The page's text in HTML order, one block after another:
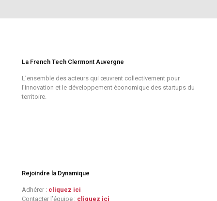
La French Tech Clermont Auvergne
L’ensemble des acteurs qui œuvrent collectivement pour
l’innovation et le développement économique des startups du
territoire.
Rejoindre la Dynamique
Adhérer : cliquez ici
Contacter l’équipe : cliquez ici